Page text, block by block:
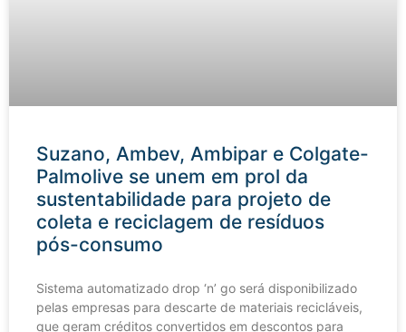
Suzano, Ambev, Ambipar e Colgate-
Palmolive se unem em prol da
sustentabilidade para projeto de
coleta e reciclagem de resíduos
pós-consumo
Sistema automatizado drop ‘n’ go será disponibilizado
pelas empresas para descarte de materiais recicláveis,
que geram créditos convertidos em descontos para